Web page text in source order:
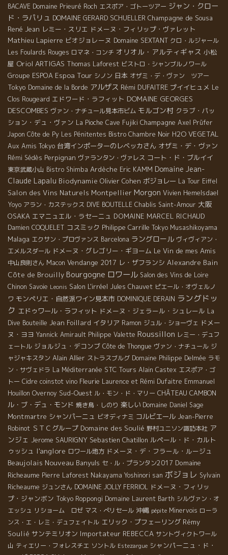
BACAVE Domaine Prieuré Roch エスポア・ゴトーツアー ジャン・クロー
ド・ラパリュ DOMAINE GERARD SCHUELLER Champagne de Sousa
René Jean レミー・スリエ ドメーヌ・フィリップ・ヴァレット
Mathieu Lapierre ビオジョレーヌ Domaine SEXTANT クロ・ルジャール
Les Foulards Rouges ロマネ・コンチ オリオル・アルティギャス 小松
屋 Oriol ARTIGAS Thomas Laforest ビストロ・シャンブルノワール
Groupe ESPOA Espoa Tour シノン 日本 オザミ・デ・ヴァン ツアー
Tokyo Domaine de la Borde アルザス Rémi DUFAITRE プイイヒュメ Le
Clos Rougeard エドワード・ラフィット DOMAINE GEORGES
DESCOMBES ヴァン・ナチュール見本市ビム モルゴン村 クラブ・パッ
ション・デュ・ヴァン La Pioche Cave Fujiki Champagne Axel Prüfer
Japon Côte de Py Les Pénitentes Bistro Chambre Noir H2O VEGETAL
Aux Amis Tokyo 台湾インポーターのレベッカさん オザミ・デ・ヴァン
Rémi Sédès Perpignan ヴァランタン・ヴァレス コート・ド・ブルイイ
東京武蔵小山 Bistro Shimba Ardèche Eric KAMM Domaine Jean-
Claude Lapalu Biodynamie Olivier Cohen ボジョレー La Tour Eiffel
Salon des Vins Naturels Montpellier Morgon Vivien Hemelsdael
Yoyo アラン・カステックス DIVE BOUTELLE Chablis Saint-Amour 大阪
OSAKA エマニュエル・ラセーニュ DOMAINE MARCEL RICHAUD
Damien COQUELET コスミック Philippe Carrille Tokyo Musashikoyama
Malaga エクサン・プロヴァンス Barcelona ラングロール ヴィヴィアン・
エメルスダール ドメーヌ・グレゴリー・ギヨーム Le Vin de mes Amis
中山良則さん Macon Vendange 2017 レ・ザフランシ Alexandre Bain
Côte de Brouilly Bourgogne ロワール Salon des Vins de Loire
Chinon Savoie Leonis Salon L'irréel Jules Chauvet ピエール・オヴェルノ
ワ モンペリエ・自然派ワイン見本市 DOMINIQUE DERAIN ラングドッ
ク エドゥワール・ラフィット ドメーヌ・ジェラール・シュレール La
Dive Bouteille Jean Foillard イタリア Ramon ジュル・ショーヴェ ドメー
ヌ・ヨヨ Yannick Amirault Philippe Valette Roussillon レミー・デュフ
ェートル ジョルジュ・デコンブ Côte de Thongue ヴァン・ナチュール ジ
ャジャキスタン Alain Allier ストラスブルグ Domaine Philippe Delmée ラモ
ン・サヴェドラ La Méditerranée STC Tours Alain Castex エスポア・ゴ
トー Cidre coinstot vino Fleurie Laurence et Rémi Dufaitre Emmanuel
Houillon Overnoy Sud-Ouest ル・モン・ド・マリー CHÂTEAU CAMBON
ル・ブ・デュ・モンド 焼き鳥・しのり 楽しい Domaine Daniel Sage
Montmartre シャンパーニュ ビオディナミ コルビエール Jean-Pierre
Robinot ＳＴＣグループ Domaine des Soulié 野村ユニソン諏訪本社 ア
ンジェ Jerome SAURIGNY Sebastien Chatillon ルペール・ド・カルト
ゥッシュ l'anglore ロワール地方 ドメーヌ・デ・フラール・ルージュ
Beaujolais Nouveau Banyuls セ・ル・プランタン2017 Domaine
Richeaume Pierre Laforest Nakayama Yoshinori san ボジョレ Sylvain
Richeaume ジュンさん DOMAINE JOLLY FERRIOL ドメーヌ・フィリッ
プ・ジャンボン Tokyo Roppongi Domaine Laurent Barth シルヴァン・オ
エッシュ リショーム ロゼ マス・ぺリセール 沖縄 pépite Minervois ローラ
ンス・エ・レミ・デュフェイトル エリック・プフェーリング Rémy
Soulié サンテミリオン Importateur REBECCA サントヴィクトワール
山 ティエリー・フォレスチエ ソントル Estezargue シャンパーニュ・ド・